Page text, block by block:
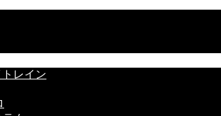
レイン